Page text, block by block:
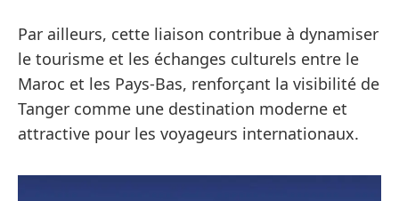
Par ailleurs, cette liaison contribue à dynamiser
le tourisme et les échanges culturels entre le
Maroc et les Pays-Bas, renforçant la visibilité de
Tanger comme une destination moderne et
attractive pour les voyageurs internationaux.